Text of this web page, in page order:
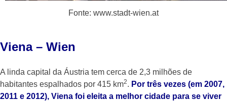
Fonte: www.stadt-wien.at
Viena – Wien
A linda capital da Áustria tem cerca de 2,3 milhões de
habitantes espalhados por 415 km2. Por três vezes (em 2007,
2011 e 2012), Viena foi eleita a melhor cidade para se viver